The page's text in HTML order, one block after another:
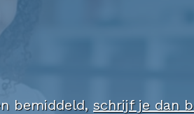
bemiddeld, schrijf je dan